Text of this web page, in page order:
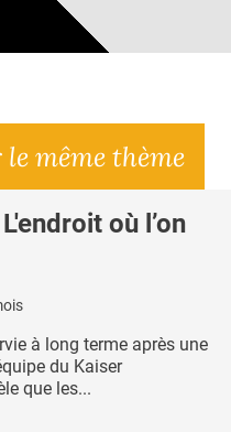
même thème
où l’on
à long terme après une
du Kaiser
que les...